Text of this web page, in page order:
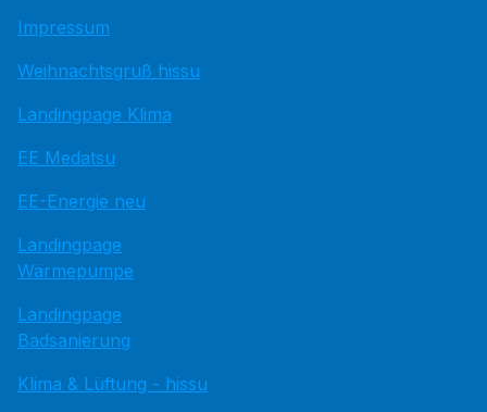
Impressum
Weihnachtsgruß hissu
Landingpage Klima
EE Medatsu
EE-Energie neu
Landingpage
Wärmepumpe
Landingpage
Badsanierung
Klima & Lüftung - hissu